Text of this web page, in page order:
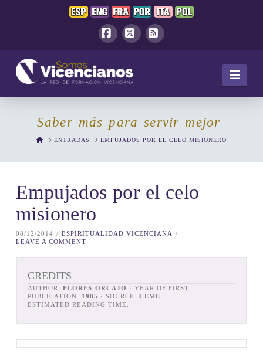
Saber más para servir mejor
HOMEENTRADAS EMPUJADOS POR EL CELO MISIONERO
Empujados por el celo
misionero
08/12/2014
ESPIRITUALIDAD VICENCIANA
LEAVE A COMMENT
CREDITS
AUTHOR: FLORES-ORCAJO
PUBLICATION: 1985 · SOURCE: CEME
ESTIMATED READING TIME: